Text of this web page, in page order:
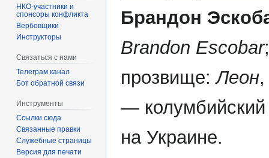
Брандон
Brandon Escobar;
прозвище:Леон
—
на Украине.
спонсоры конфликта
‏‎Вербовщики
Инструкторы
Связаться с нами
Телеграм канал
Бот обратной связи
Инструменты
Ссылки сюда
Связанные правки
Служебные страницы
Версия для печати